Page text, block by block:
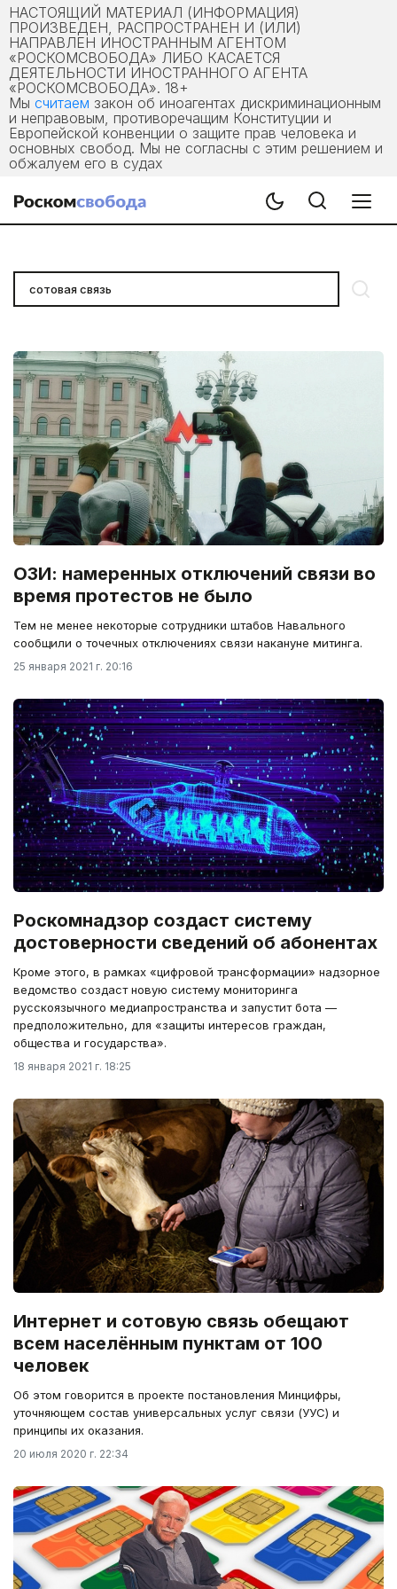
НАСТОЯЩИЙ МАТЕРИАЛ (ИНФОРМАЦИЯ)
ПРОИЗВЕДЕН, РАСПРОСТРАНЕН И (ИЛИ)
НАПРАВЛЕН ИНОСТРАННЫМ АГЕНТОМ
«РОСКОМСВОБОДА» ЛИБО КАСАЕТСЯ
ДЕЯТЕЛЬНОСТИ ИНОСТРАННОГО АГЕНТА
«РОСКОМСВОБОДА». 18+
Мы считаем закон об иноагентах дискриминационным
и неправовым, противоречащим Конституции и
Европейской конвенции о защите прав человека и
основных свобод. Мы не согласны с этим решением и
обжалуем его в судах
ОЗИ: намеренных отключений связи во
время протестов не было
Тем не менее некоторые сотрудники штабов Навального
сообщили о точечных отключениях связи накануне митинга.
25 января 2021 г. 20:16
Роскомнадзор создаст систему
достоверности сведений об абонентах
Кроме этого, в рамках «цифровой трансформации» надзорное
ведомство создаст новую систему мониторинга
русскоязычного медиапространства и запустит бота —
предположительно, для «защиты интересов граждан,
общества и государства».
18 января 2021 г. 18:25
Интернет и сотовую связь обещают
всем населённым пунктам от 100
человек
Об этом говорится в проекте постановления Минцифры,
уточняющем состав универсальных услуг связи (УУС) и
принципы их оказания.
20 июля 2020 г. 22:34